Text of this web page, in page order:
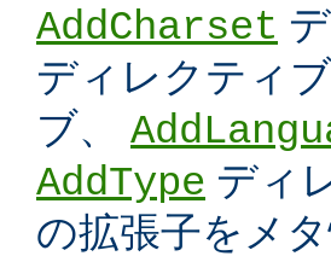
AddCharset
ディレクティブ
ブ、
AddType ディ
の拡張子をメ